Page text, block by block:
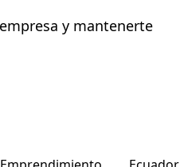
y mantenerte